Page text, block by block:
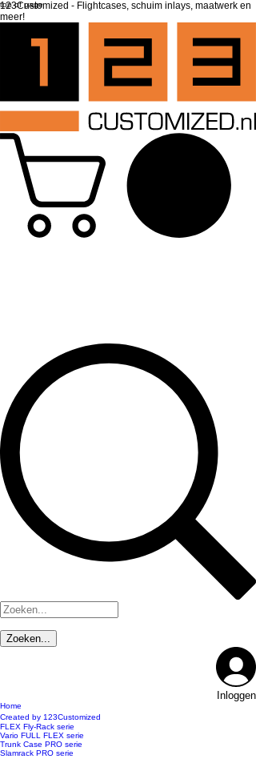
top of page
123Customized - Flightcases, schuim inlays, maatwerk en
meer!
Inloggen
Home
Created by 123Customized
FLEX Fly-Rack serie
Vario FULL FLEX serie
Trunk Case PRO serie
Slamrack PRO serie